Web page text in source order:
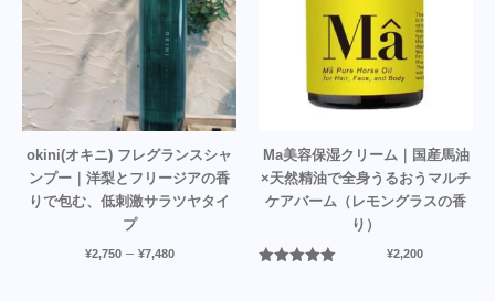
okini(オキニ) フレグランスシャ
ンプー｜洋梨とフリージアの香
りで包む、低刺激サラツヤタイ
プ
¥2,750 – ¥7,480
Ma美容保湿クリーム｜国産馬油
×天然精油で全身うるおうマルチ
ケアバーム（レモングラスの香
り）
¥2,200